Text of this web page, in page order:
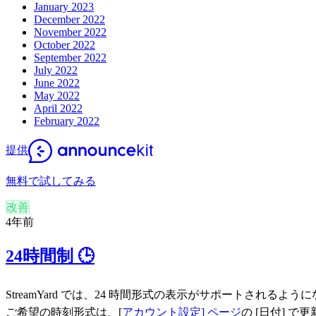
January 2023
December 2022
November 2022
October 2022
September 2022
July 2022
June 2022
May 2022
April 2022
February 2022
提供
無料で試してみる
改善
4年前
24時間制 🕒
StreamYard では、24 時間形式の表示がサポートされるよう
ご希望の時刻形式は、[アカウント設定] ページの [日付] で更